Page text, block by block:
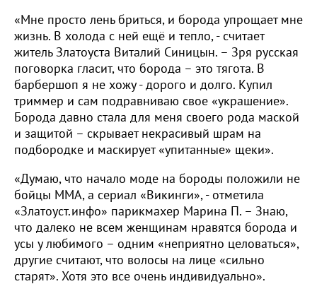
«Мне просто лень бриться, и борода упрощает мне
жизнь. В холода с ней ещё и тепло, - считает
житель Златоуста Виталий Синицын. – Зря русская
поговорка гласит, что борода – это тягота. В
барбершоп я не хожу - дорого и долго. Купил
триммер и сам подравниваю свое «украшение».
Борода давно стала для меня своего рода маской
и защитой – скрывает некрасивый шрам на
подбородке и маскирует «упитанные» щеки».
«Думаю, что начало моде на бороды положили не
бойцы ММА, а сериал «Викинги», - отметила
«Златоуст.инфо» парикмахер Марина П. – Знаю,
что далеко не всем женщинам нравятся борода и
усы у любимого – одним «неприятно целоваться»,
другие считают, что волосы на лице «сильно
старят». Хотя это все очень индивидуально».